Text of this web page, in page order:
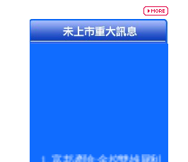
富邦產險:金控雙雄犀利